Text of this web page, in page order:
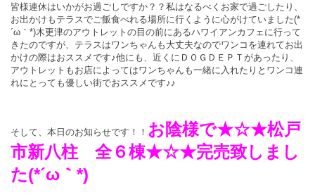
皆様連休はいかがお過ごしですか？？私はなるべくお家で過ごしたり、
お出かけもテラスでご飯食べれる場所に行くように心がけていました(*
´ω｀*)木更津のアウトレットの目の前にあるハワイアンカフェに行って
きたのですが、テラスはワンちゃんも大丈夫なのでワンコを連れてお出
かけの際はおススメです♪他にも、近くにＤＯＧＤＥＰＴがあったり、
アウトレットもお店によってはワンちゃんも一緒に入れたりとワンコ連
れにとっても優しい街でおススメです♪♪
そして、本日のお知らせです！！ お陰様で★☆★松戸
市新八柱 全６棟★☆★完売致しまし
た(*´ω｀*)